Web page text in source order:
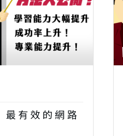
最有效的網路